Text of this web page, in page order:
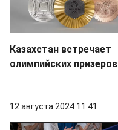
Казахстан встречает
олимпийских призеров
12 августа 2024 11:41